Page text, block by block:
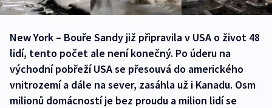
New York – Bouře Sandy již připravila v USA o život 48
lidí, tento počet ale není konečný. Po úderu na
východní pobřeží USA se přesouvá do amerického
vnitrozemí a dále na sever, zasáhla už i Kanadu. Osm
milionů domácností je bez proudu a milion lidí se